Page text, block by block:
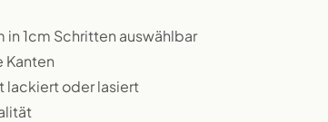
1cm Schritten auswählbar
Kanten
lackiert oder lasiert